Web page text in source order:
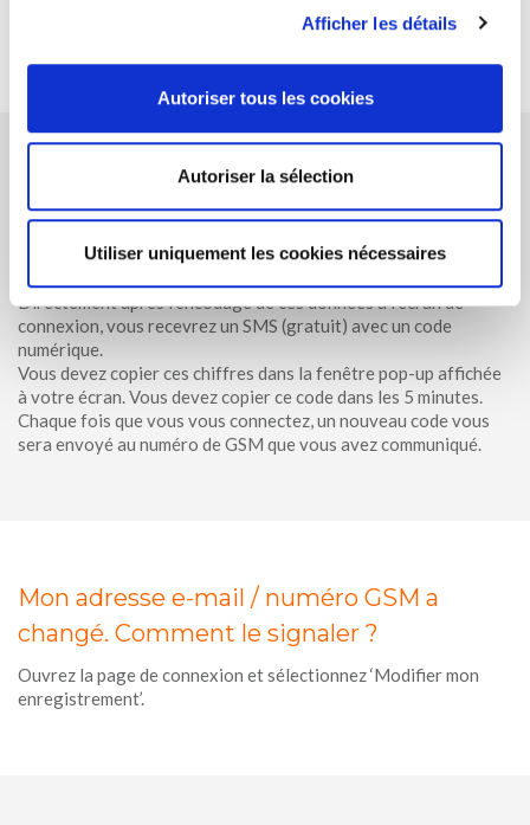
Afficher les détails
Autoriser tous les cookies
Autoriser la sélection
Utiliser uniquement les cookies nécessaires
Helpdesk au +32 3 244 66 33 ou connectez-vous simplement
Comment s’enregistrer sans carte eID ?
Que vous vous soyez enregistré avec ou sans votre carte eID,
vous pouvez toujours vous connecteravec votre mot de passe
Directement après l’encodage de ces données à l’écran de
connexion, vous recevrez un SMS (gratuit) avec un code
numérique.
Vous devez copier ces chiffres dans la fenêtre pop-up affichée
à votre écran. Vous devez copier ce code dans les 5 minutes.
Chaque fois que vous vous connectez, un nouveau code vous
sera envoyé au numéro de GSM que vous avez communiqué.
Mon adresse e-mail / numéro GSM a
changé. Comment le signaler ?
Ouvrez la page de connexion et sélectionnez ‘Modifier mon
enregistrement’.